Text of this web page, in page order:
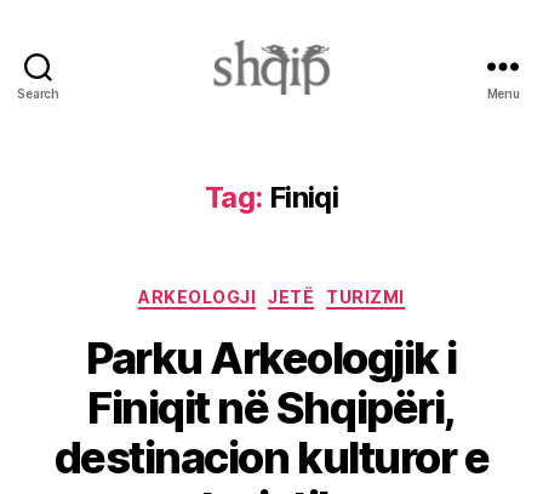
Search Menu
Tag: Finiqi
Categories
ARKEOLOGJI JETË TURIZMI
Parku Arkeologjik i
Finiqit në Shqipëri,
destinacion kulturor e